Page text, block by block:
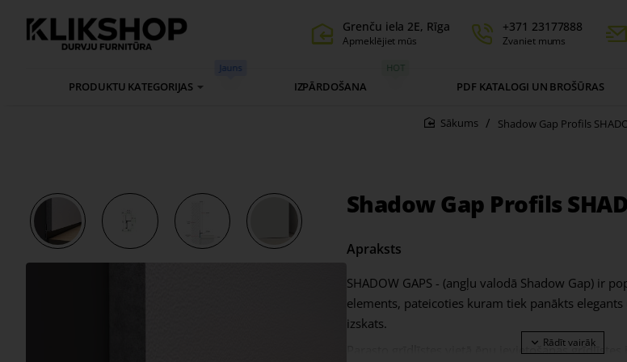
Grenču iela 2E, Rīga
Apmeklējiet mūs
+371 23177888
Zvaniet mums
PRODUKTU KATEGORIJAS
Jauns
IZPĀRDOŠANA
HOT
PDF KATALOGI UN BROŠŪRAS
Shadow Gap Profils
Shadow Gap Profils
Apraksts
SHADOW GAPS - (angļu valodā Shadow Gap) ir
elements, pateicoties kuram tiek panākts
izskats.
Parasto grīdlīstes vietā ēnu ievietošanas grīdlīstes